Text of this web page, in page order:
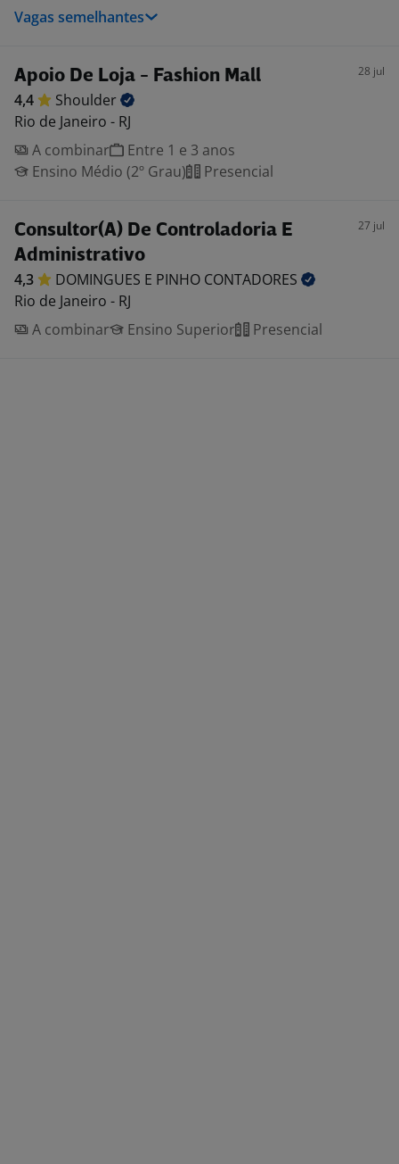
Vagas semelhantes
Apoio De Loja - Fashion Mall 28 jul
4,4
Shoulder
Rio de Janeiro - RJ
A combinar
Entre 1 e 3 anos
Ensino Médio (2º Grau)
Presencial
Consultor(A) De Controladoria E
Administrativo
27 jul
4,3 DOMINGUES E PINHO CONTADORES
Rio de Janeiro - RJ
A combinar
Ensino Superior Presencial